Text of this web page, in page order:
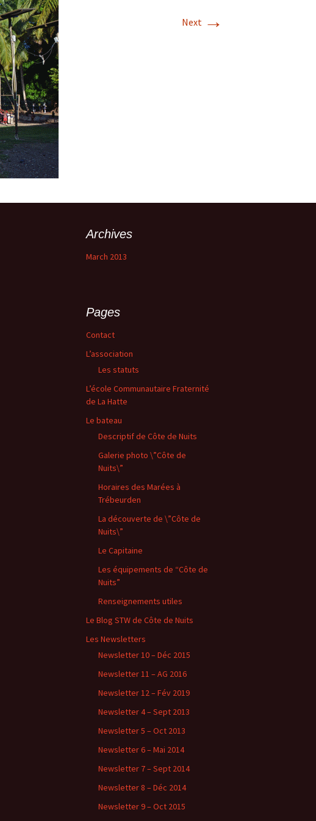
Next →
Archives
March 2013
Pages
Contact
L’association
Les statuts
L’école Communautaire Fraternité
de La Hatte
Le bateau
Descriptif de Côte de Nuits
Galerie photo \”Côte de
Nuits\”
Horaires des Marées à
Trébeurden
La découverte de \”Côte de
Nuits\”
Le Capitaine
Les équipements de “Côte de
Nuits”
Renseignements utiles
Le Blog STW de Côte de Nuits
Les Newsletters
Newsletter 10 – Déc 2015
Newsletter 11 – AG 2016
Newsletter 12 – Fév 2019
Newsletter 4 – Sept 2013
Newsletter 5 – Oct 2013
Newsletter 6 – Mai 2014
Newsletter 7 – Sept 2014
Newsletter 8 – Déc 2014
Newsletter 9 – Oct 2015